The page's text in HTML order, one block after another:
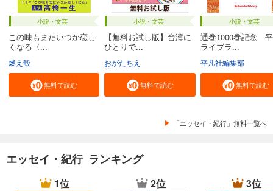
小説・文芸
この味もまたいつか恋し
くなる〈...
燃え殻
無料で読む
小説・文芸
【無料お試し版】台湾に
ひとりで...
おがたちえ
無料で読む
小説・文芸
通巻1000巻記念
ライブラ...
平凡社編集部
無料で読む
「エッセイ・紀行」無料一覧へ
エッセイ・紀行 ランキング
1位 2位 3位